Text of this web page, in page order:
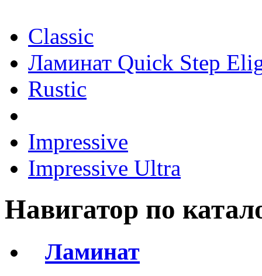
Classic
Ламинат Quick Step
Rustic
Impressive
Impressive Ultra
Навигатор по
Ламинат